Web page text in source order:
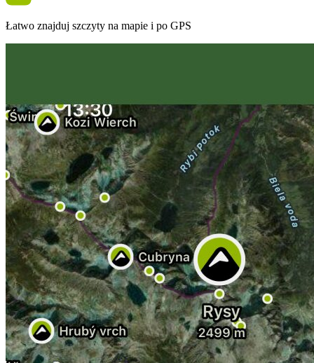
Łatwo znajduj szczyty na mapie i po GPS